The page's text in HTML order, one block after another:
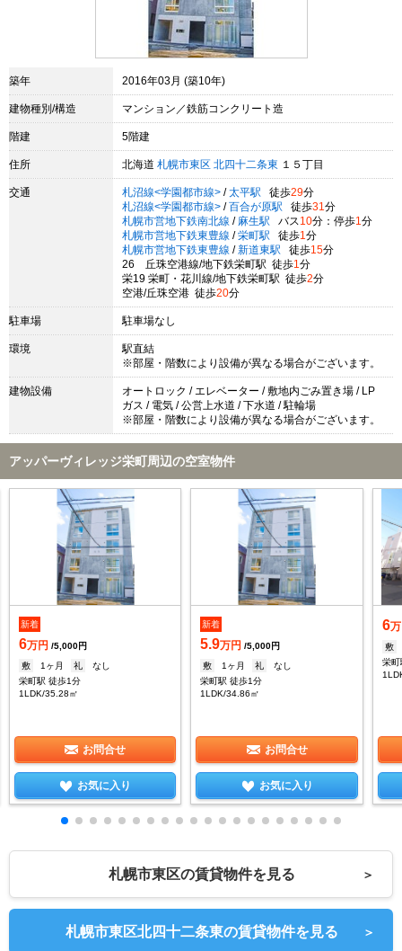
築年 2016年03月 (築10年)
建物種別/構造 マンション／鉄筋コンクリート造
階建 5階建
住所 北海道 札幌市東区 北四十二条東 １５丁目
交通 札沼線<学園都市線> / 太平駅 徒歩29分
札沼線<学園都市線> / 百合が原駅 徒歩31 分
札幌市営地下鉄南北線 / 麻生駅 バス 10分：停歩1 分
札幌市営地下鉄東豊線 / 栄町駅 徒歩1 分
札幌市営地下鉄東豊線 / 新道東駅 徒歩15分
26 丘珠空港線/地下鉄栄町駅 徒歩1 分
栄19 栄町・花川線/地下鉄栄町駅 徒歩2分
空港/丘珠空港 徒歩20分
駐車場 駐車場なし
環境
駅直結
※部屋・階数により設備が異なる場合がございます。
建物設備
オートロック / エレベーター / 敷地内ごみ置き場 / LP
ガス / 電気 / 公営上水道 / 下水道 / 駐輪場
※部屋・階数により設備が異なる場合がございます。
アッパーヴィレッジ栄町周辺の空室物件
新着
6万円 /5,000円
敷
1ヶ月 礼
なし
栄町駅 徒歩1分
1LDK/35.28㎡
お問合せ
お気に入り
新着
5.9万円 /5,000円
敷
1ヶ月 礼
なし
栄町駅 徒歩1分
1LDK/34.86㎡
お問合せ
お気に入り
6
敷
栄町
札幌市東区の賃貸物件を見る ＞
札幌市東区北四十二条東の賃貸物件を見る ＞